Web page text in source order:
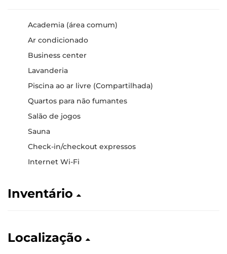
Academia (área comum)
Ar condicionado
Business center
Lavanderia
Piscina ao ar livre (Compartilhada)
Quartos para não fumantes
Salão de jogos
Sauna
Check-in/checkout expressos
Internet Wi-Fi
Inventário
Localização